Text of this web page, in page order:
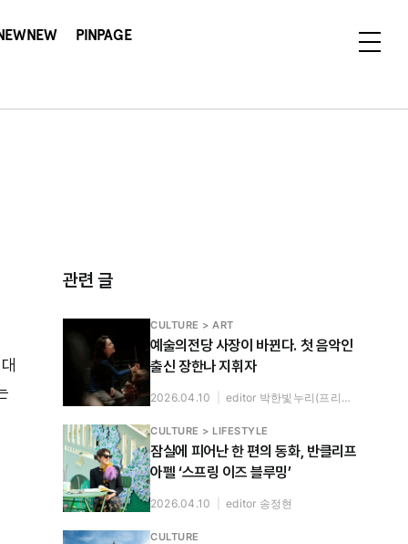
PINPAGE
관련 글
CULTURE > ART
예술의전당 사장이 바뀐다. 첫 음악인
출신 장한나 지휘자
2026.04.10 editor 박한빛누리(프리랜서)
CULTURE > LIFESTYLE
잠실에 피어난 한 편의 동화, 반클리프
아펠 ‘스프링 이즈 블루밍’
2026.04.10 editor 송정현
CULTURE